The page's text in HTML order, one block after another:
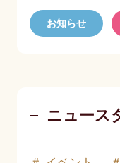
お知らせ
ニュース